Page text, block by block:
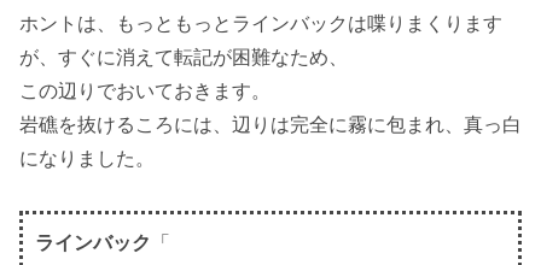
ホントは、もっともっとラインバックは喋りまくります
が、すぐに消えて転記が困難なため、
この辺りでおいておきます。
岩礁を抜けるころには、辺りは完全に霧に包まれ、真っ白
になりました。
ラインバック
「